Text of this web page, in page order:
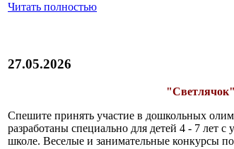
Читать полностью
27.05.2026
Спешите принять участие в дошкольных
разработаны специально для детей 4 - 7 лет
школе. Веселые и занимательные конкурсы